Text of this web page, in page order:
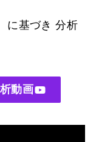
に基づき 分析
動画